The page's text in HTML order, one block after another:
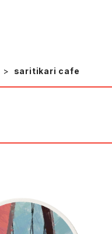
saritikari cafe